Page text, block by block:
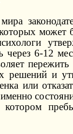
может
6-12
решений и
или